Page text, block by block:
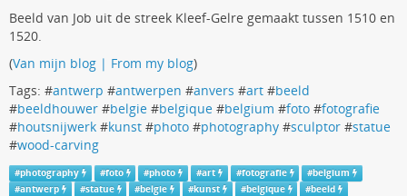
Beeld van Job uit de streek Kleef-Gelre gemaakt tussen 1510 en
1520.
(Van mijn blog | From my blog)
Tags: #antwerp #antwerpen #anvers #art #beeld
#beeldhouwer #belgie #belgique #belgium #foto #fotografie
#houtsnijwerk #kunst #photo #photography #sculptor #statue
#wood-carving
#photography #foto #photo #art #fotografie #belgium
#antwerp #statue #belgie #kunst #belgique #beeld